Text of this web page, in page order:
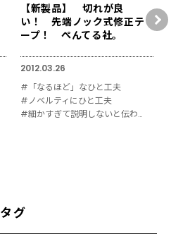
【新製品】 切れが良
い！ 先端ノック式修正テ
ープ！ ぺんてる社。
2012.03.26
#「なるほど」なひと工夫
#ノベルティにひと工夫
#細かすぎて説明しないと伝わりにくい
タグ